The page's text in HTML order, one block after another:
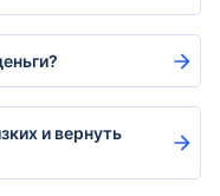
и вернуть